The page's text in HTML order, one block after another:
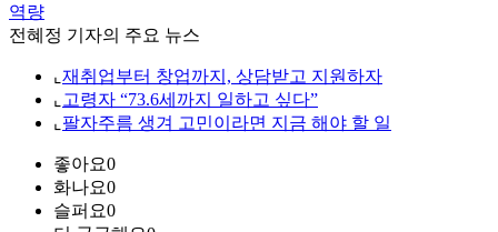
역량
전혜정 기자의 주요 뉴스
⌞ 재취업부터 창업까지, 상담받고 지원하자
⌞ 고령자 “73.6세까지 일하고 싶다”
⌞ 팔자주름 생겨 고민이라면 지금 해야 할 일
좋아요0
화나요0
슬퍼요0